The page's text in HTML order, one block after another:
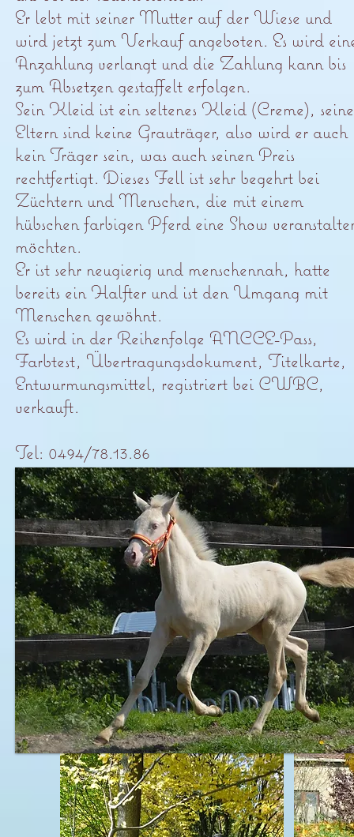
Er lebt mit seiner Mutter auf der Wiese und
wird jetzt zum Verkauf angeboten. Es wird
Anzahlung verlangt und die Zahlung kann bis
zum Absetzen gestaffelt erfolgen.
Sein Kleid ist ein seltenes Kleid (Creme), seine
Eltern sind keine Grauträger, also wird er auch
kein Träger sein, was auch seinen Preis
rechtfertigt. Dieses Fell ist sehr begehrt bei
Züchtern und Menschen, die mit einem
hübschen farbigen Pferd eine Show
möchten.
Er ist sehr neugierig und menschennah, hatte
bereits ein Halfter und ist den Umgang mit
Menschen gewöhnt.
Es wird in der Reihenfolge ANCCE-Pass,
Farbtest, Übertragungsdokument, Titelkarte,
Entwurmungsmittel, registriert bei CWBC,
verkauft.
Tel: 0494/78.13.86